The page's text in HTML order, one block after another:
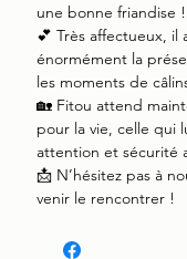
une bonne friandise
💕 Très affectueux, il
énormément la
les moments de
🏡 Fitou attend
pour la vie, celle qui
attention et sécurité
📩 N’hésitez pas à
venir le rencontrer !